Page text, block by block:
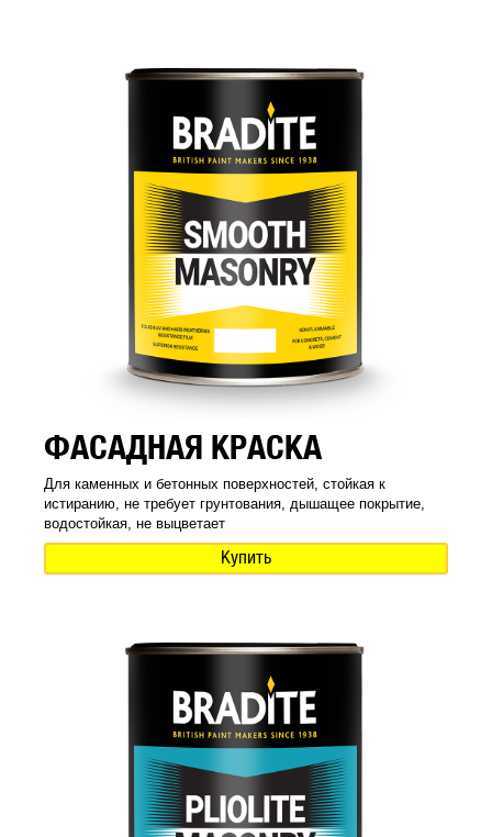
ФАСАДНАЯ КРАСКА
Для каменных и бетонных поверхностей, стойкая к
истиранию, не требует грунтования, дышащее покрытие,
водостойкая, не выцветает
Купить